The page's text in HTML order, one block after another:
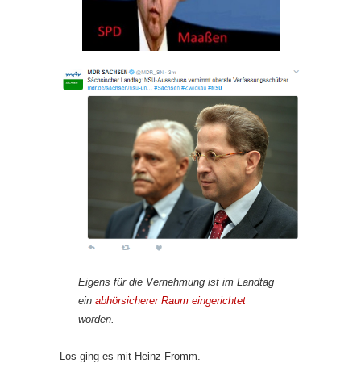
Eigens für die Vernehmung ist im Landtag
ein abhörsicherer Raum eingerichtet
worden.
Los ging es mit Heinz Fromm.